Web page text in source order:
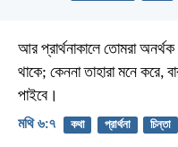
আর প্রার্থনাকালে তোমরা
থাকে; কেননা তাহারা মনে করে,
পাইবে।
মথি ৬:৭ কথা প্রার্থনা চিন্তা